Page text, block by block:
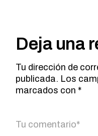
Deja una
Tu dirección de
publicada. Los
marcados con *